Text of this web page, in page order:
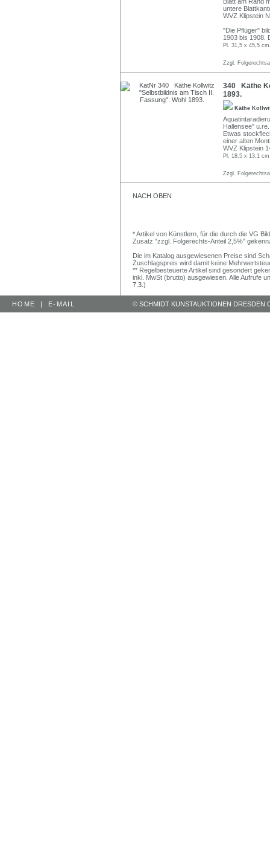
untere
WVZ Klipstein
"Die Pflüger"
1903 bis 1908.
Pl. 31,5 x 45,5
Zzgl.
340 Käthe
1893.
Käthe
Hallensee"
Etwas
einer alten
WVZ Klipstein
Pl. 18,5 x 13,1
Zzgl.
NACH OBEN
* Artikel von Künstlern, für die durch die VG
Zusatz "zzgl. Folgerechts-Anteil 2,5%"
Die im Katalog ausgewiesenen Preise sind
Zuschlagspreis wird damit keine
** Regelbesteuerte Artikel sind gesondert
inkl. MwSt (brutto) ausgewiesen. Alle Aufrufe
7.3.)
HOME | E-MAIL © SCHMIDT KUNSTAUKTIONEN DRESDEN